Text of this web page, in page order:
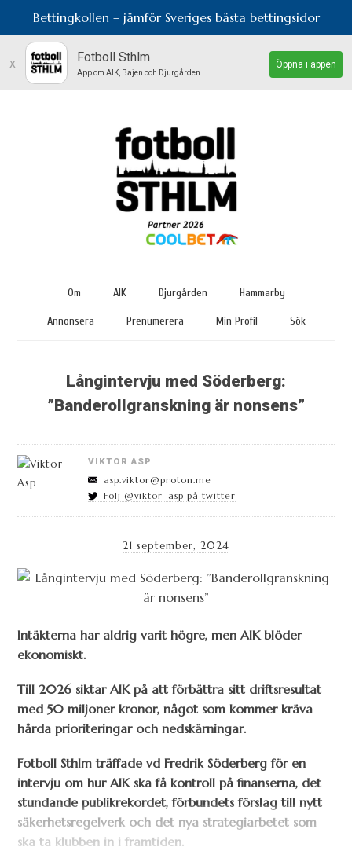
Bettingkollen – jämför Sveriges bästa bettingsidor
x Fotboll Sthlm
App om AIK, Bajen och Djurgården
Öppna i appen
Om AIK Djurgården Hammarby
Annonsera Prenumerera Min Profil Sök
Långintervju med Söderberg:
”Banderollgranskning är nonsens”
VIKTOR ASP
asp.viktor@proton.me
Följ @viktor_asp på twitter
21 september, 2024
Intäkterna har aldrig varit högre, men AIK blöder
ekonomiskt.
Till 2026 siktar AIK på att förbättra sitt driftsresultat
med 50 miljoner kronor, något som kommer kräva
hårda prioriteringar och nedskärningar.
Fotboll Sthlm träffade vd Fredrik Söderberg för en
intervju om hur AIK ska få kontroll på finanserna, det
stundande publikrekordet, förbundets förslag till nytt
säkerhetsregelverk och det nya strategiarbetet som
ska ta klubben in i framtiden.